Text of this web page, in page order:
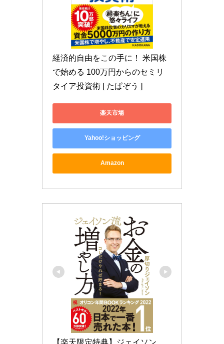
経済的自由をこの手に！ 米国株
で始める 100万円からのセミリ
タイア投資術 [ たぱぞう ]
楽天市場
Yahoo!ショッピング
Amazon